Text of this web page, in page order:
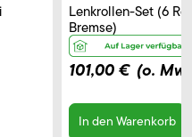
Lenkrollen-Set (6
Bremse)
101,00 € (o.
In den Warenkorb